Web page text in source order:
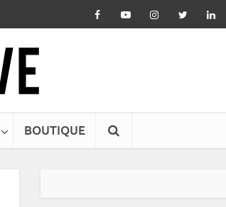
BOUTIQUE